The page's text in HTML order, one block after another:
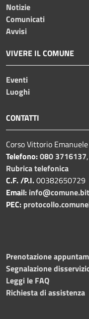
Notizie
Comunicati
Avvisi
VIVERE IL COMUNE
Eventi
Luoghi
CONTATTI
Corso Vittorio
Telefono:080 3716137,
Rubrica telefonica
C.F. /P.I.00382650729
Email:
PEC:
Prenotazione
Segnalazione
Leggi le FAQ
Richiesta di assistenza